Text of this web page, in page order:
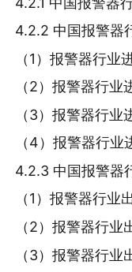
4.2.2 中国报警器
（1）报警器行业
（2）报警器行业
（3）报警器行业
（4）报警器行业
4.2.3 中国报警器
（1）报警器行业
（2）报警器行业
（3）报警器行业